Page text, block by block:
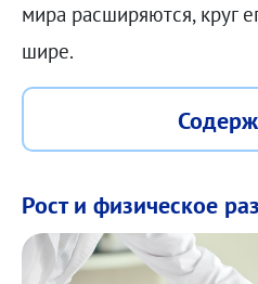
мира расширяются, круг
шире.
Рост и физическое